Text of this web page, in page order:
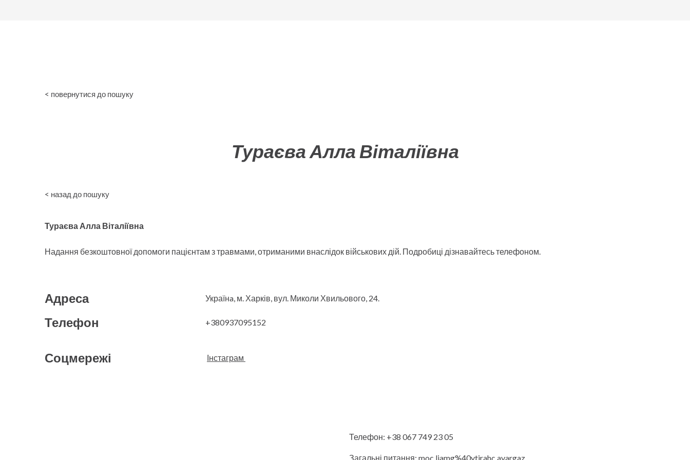
< повернутися до пошуку
Тураєва Алла Віталіївна
< назад до пошуку
Тураєва Алла Віталіївна
Надання безкоштовної допомоги пацієнтам з травмами, отриманими внаслідок військових дій. Подробиці дізнавайтесь телефоном.
Адреса Українa, м. Харків, вул. Миколи Хвильового, 24.
Телефон +380937095152
Соцмережі Інстаграм
Телефон: +38 067 749 23 05
Загальні питання: moc.liamg%40ytirahc.avargaz